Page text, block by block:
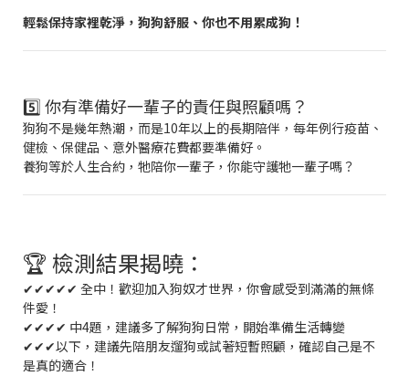
輕鬆保持家裡乾淨，狗狗舒服、你也不用累成狗！
5️⃣ 你有準備好一輩子的責任與照顧嗎？
狗狗不是幾年熱潮，而是10年以上的長期陪伴，每年例行疫苗、
健檢、保健品、意外醫療花費都要準備好。
養狗等於人生合約，牠陪你一輩子，你能守護牠一輩子嗎？
🏆 檢測結果揭曉：
✔✔✔✔✔ 全中！歡迎加入狗奴才世界，你會感受到滿滿的無條
件愛！
✔✔✔✔ 中4題，建議多了解狗狗日常，開始準備生活轉變
✔✔✔以下，建議先陪朋友遛狗或試著短暫照顧，確認自己是不
是真的適合！